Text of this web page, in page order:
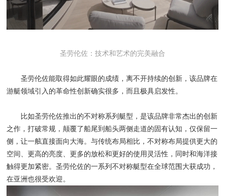
圣劳伦佐：技术和艺术的完美融合
圣劳伦佐能取得如此耀眼的成绩，离不开持续的创新，该品牌在
游艇领域引入的革命性创新确实很多，而且极具启发性。
比如圣劳伦佐推出的不对称系列艇型，是该品牌非常杰出的创新
之作，打破常规，颠覆了船尾到船头两侧走道的固有认知，仅保留一
侧，让一舷直接面向大海。与传统布局相比，不对称布局提供更大的
空间、更高的亮度、更多的放松和更好的使用灵活性，同时和海洋接
触得更加紧密。圣劳伦佐的一系列不对称艇型在全球范围大获成功，
在亚洲也很受欢迎。